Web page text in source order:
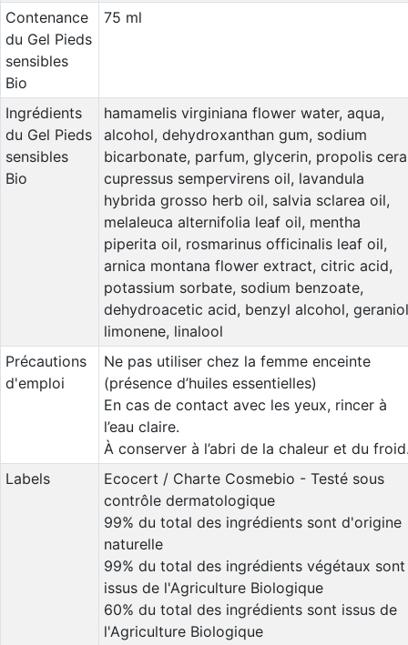
Contenance
du Gel Pieds
sensibles
Bio
75 ml
Ingrédients
du Gel Pieds
sensibles
Bio
hamamelis virginiana flower water, aqua,
alcohol, dehydroxanthan gum, sodium
bicarbonate, parfum, glycerin, propolis
cupressus sempervirens oil, lavandula
hybrida grosso herb oil, salvia sclarea oil,
melaleuca alternifolia leaf oil, mentha
piperita oil, rosmarinus officinalis leaf oil,
arnica montana flower extract, citric acid,
potassium sorbate, sodium benzoate,
dehydroacetic acid, benzyl alcohol,
limonene, linalool
Précautions
d'emploi
Ne pas utiliser chez la femme enceinte
(présence d’huiles essentielles)
En cas de contact avec les yeux, rincer à
l’eau claire.
À conserver à l’abri de la chaleur et du
Labels
Ecocert / Charte Cosmebio - Testé sous
contrôle dermatologique
99% du total des ingrédients sont d'origine
naturelle
99% du total des ingrédients végétaux sont
issus de l'Agriculture Biologique
60% du total des ingrédients sont issus de
l'Agriculture Biologique